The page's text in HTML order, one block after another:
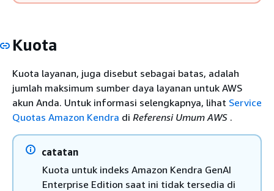
Kuota
Kuota layanan, juga disebut sebagai batas, adalah
jumlah maksimum sumber daya layanan untuk AWS
akun Anda. Untuk informasi selengkapnya, lihat Service
Quotas Amazon Kendra di Referensi Umum AWS .
catatan
Kuota untuk indeks Amazon Kendra GenAI
Enterprise Edition saat ini tidak tersedia di